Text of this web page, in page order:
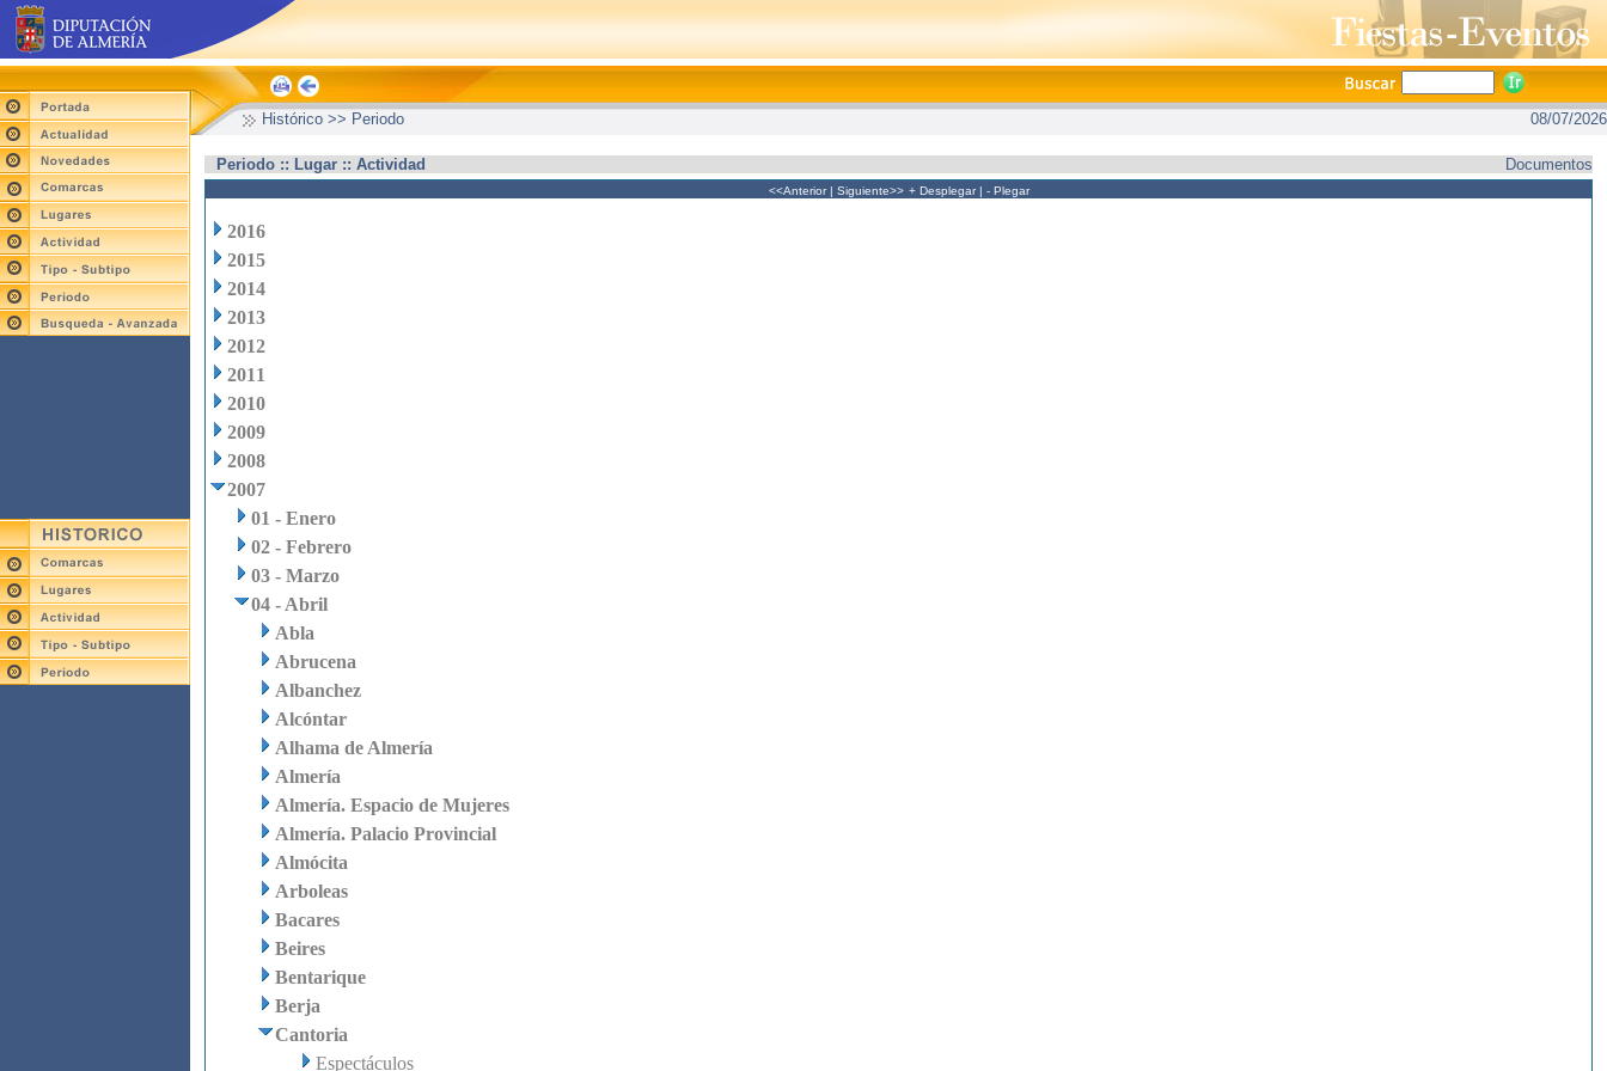
Histórico >> Periodo 08/07/2026
Periodo :: Lugar :: Actividad Documentos
<<Anterior| Siguiente>> + Desplegar| - Plegar
2016
2015
2014
2013
2012
2011
2010
2009
2008
2007
01 - Enero
02 - Febrero
03 - Marzo
04 - Abril
Abla
Abrucena
Albanchez
Alcóntar
Alhama de Almería
Almería
Almería. Espacio de Mujeres
Almería. Palacio Provincial
Almócita
Arboleas
Bacares
Beires
Bentarique
Berja
Cantoria
Espectáculos